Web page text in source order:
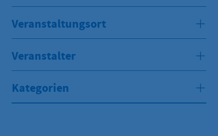
Veranstaltungsort
Veranstalter
Kategorien